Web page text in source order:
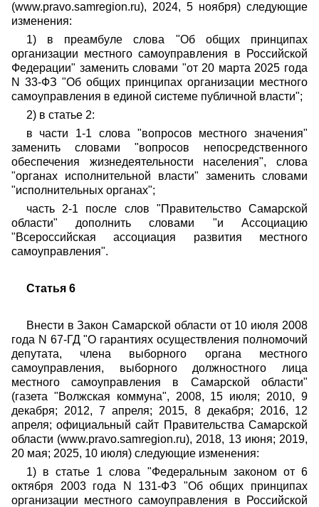
(www.pravo.samregion.ru), 2024, 5 ноября) следующие
изменения:
1) в преамбуле слова "Об общих принципах
организации местного самоуправления в Российской
Федерации" заменить словами "от 20 марта 2025 года
N 33-ФЗ "Об общих принципах организации местного
самоуправления в единой системе публичной власти";
2) в статье 2:
в части 1-1 слова "вопросов местного значения"
заменить словами "вопросов непосредственного
обеспечения жизнедеятельности населения", слова
"органах исполнительной власти" заменить словами
"исполнительных органах";
часть 2-1 после слов "Правительство Самарской
области" дополнить словами "и Ассоциацию
"Всероссийская ассоциация развития местного
самоуправления".
Статья 6
Внести в Закон Самарской области от 10 июля 2008
года N 67-ГД "О гарантиях осуществления полномочий
депутата, члена выборного органа местного
самоуправления, выборного должностного лица
местного самоуправления в Самарской области"
(газета "Волжская коммуна", 2008, 15 июля; 2010, 9
декабря; 2012, 7 апреля; 2015, 8 декабря; 2016, 12
апреля; официальный сайт Правительства Самарской
области (www.pravo.samregion.ru), 2018, 13 июня; 2019,
20 мая; 2025, 10 июля) следующие изменения:
1) в статье 1 слова "Федеральным законом от 6
октября 2003 года N 131-ФЗ "Об общих принципах
организации местного самоуправления в Российской